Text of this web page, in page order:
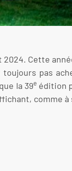
2024. Cette
toujours pas
la 39eédition
comme